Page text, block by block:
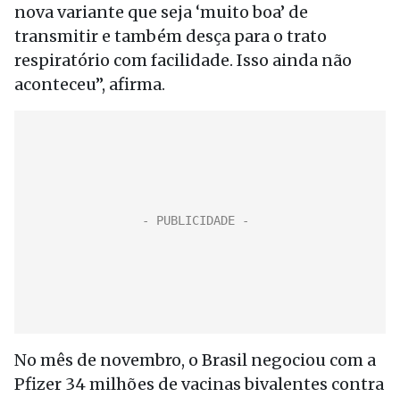
nova variante que seja ‘muito boa’ de
transmitir e também desça para o trato
respiratório com facilidade. Isso ainda não
aconteceu”, afirma.
No mês de novembro, o Brasil negociou com a
Pfizer 34 milhões de vacinas bivalentes contra